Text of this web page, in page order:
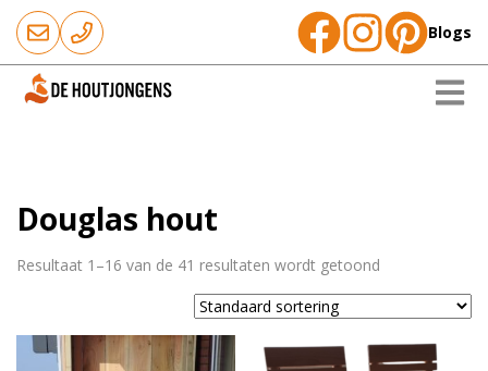
Blogs
Douglas hout
Resultaat 1–16 van de 41 resultaten wordt getoond